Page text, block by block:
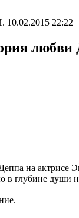
10.02.2015 22:22
на актрисе
глубине души